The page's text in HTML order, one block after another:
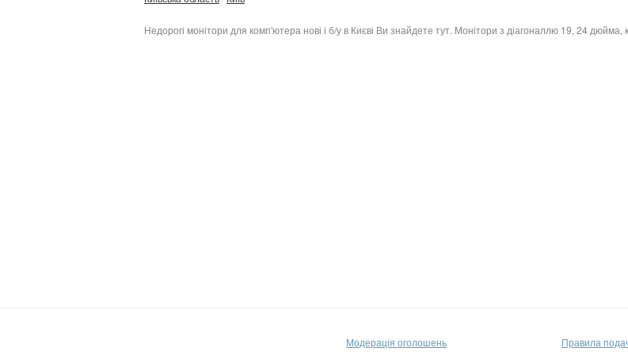
Недорогі монітори для комп'ютера нові і б/у в Києві Ви знайдете тут. Монітори з діагоналлю 19, 24 дюйма,
Модерація оголошень Правила